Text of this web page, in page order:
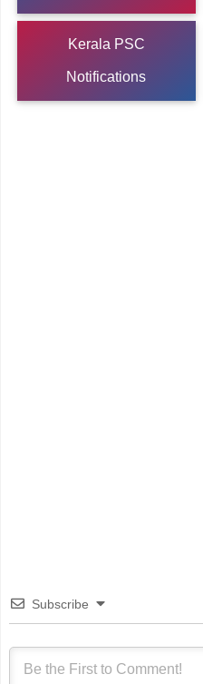
Kerala PSC
Notifications
Subscribe